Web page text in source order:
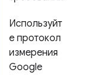
Используйт
е протокол
измерения
Google